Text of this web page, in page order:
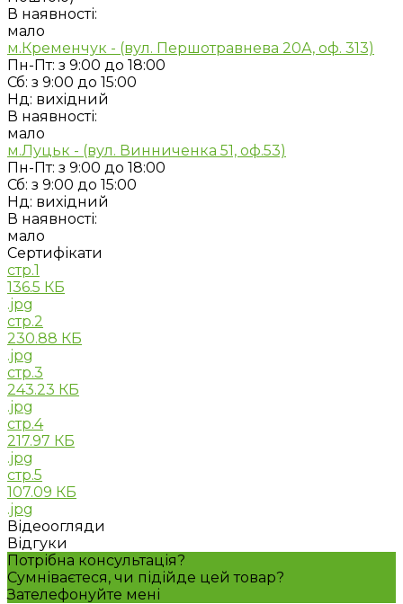
В наявності:
мало
м.Кременчук - (вул. Першотравнева 20А, оф. 313)
Пн-Пт: з 9:00 до 18:00
Сб: з 9:00 до 15:00
Нд: вихідний
В наявності:
мало
м.Луцьк - (вул. Винниченка 51, оф.53)
Пн-Пт: з 9:00 до 18:00
Сб: з 9:00 до 15:00
Нд: вихідний
В наявності:
мало
Сертифікати
стр.1
136.5 КБ
.jpg
стр.2
230.88 КБ
.jpg
стр.3
243.23 КБ
.jpg
стр.4
217.97 КБ
.jpg
стр.5
107.09 КБ
.jpg
Відеоогляди
Відгуки
Потрібна консультація?
Сумніваєтеся, чи підійде цей товар?
Зателефонуйте мені